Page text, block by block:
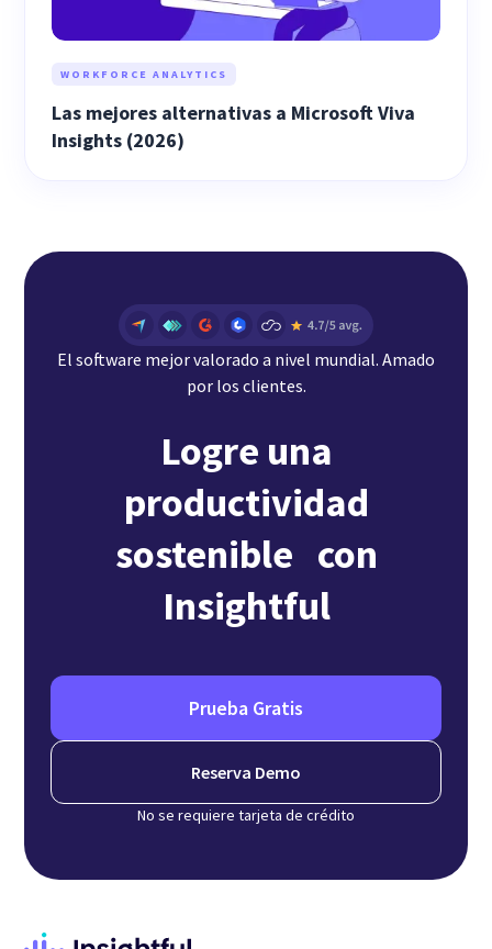
WORKFORCE ANALYTICS
Las mejores alternativas a Microsoft Viva
Insights (2026)
El software mejor valorado a nivel mundial. Amado
por los clientes.
Logre una
productividad
sostenible con
Insightful
Prueba Gratis
Reserva Demo
No se requiere tarjeta de crédito